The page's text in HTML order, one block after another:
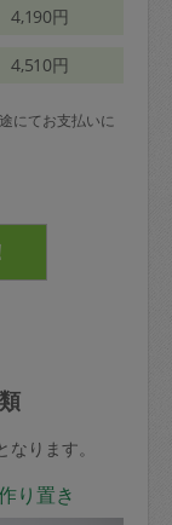
4,190円
4,510円
にてお支払いに
ります。
り置き